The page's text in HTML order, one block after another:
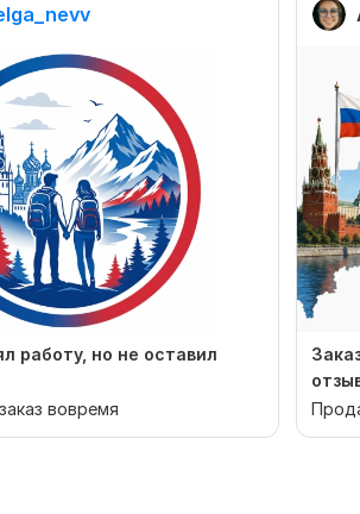
работу, но не оставил
вовремя